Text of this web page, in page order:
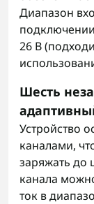
Диапазон
подключении
26 В
Шесть
Устройство
каналами,
заряжать до
канала
ток в